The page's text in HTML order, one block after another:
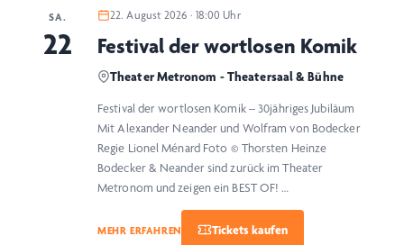
SA.
22
22. August 2026 · 18:00 Uhr
Festival der wortlosen Komik
Theater Metronom - Theatersaal & Bühne
Festival der wortlosen Komik – 30jähriges Jubiläum
Mit Alexander Neander und Wolfram von Bodecker
Regie Lionel Ménard Foto © Thorsten Heinze
Bodecker & Neander sind zurück im Theater
Metronom und zeigen ein BEST OF! …
MEHR ERFAHREN